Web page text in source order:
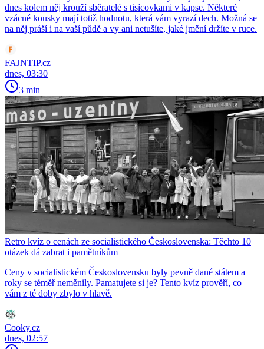
dnes kolem něj krouží sběratelé s tisícovkami v kapse. Některé
vzácné kousky mají totiž hodnotu, která vám vyrazí dech. Možná se
na něj práší i na vaší půdě a vy ani netušíte, jaké jmění držíte v ruce.
FAJNTIP.cz
dnes, 03:30
3 min
Retro kvíz o cenách ze socialistického Československa: Těchto 10
otázek dá zabrat i pamětníkům
Ceny v socialistickém Československu byly pevně dané státem a
roky se téměř neměnily. Pamatujete si je? Tento kvíz prověří, co
vám z té doby zbylo v hlavě.
Cooky.cz
dnes, 02:57